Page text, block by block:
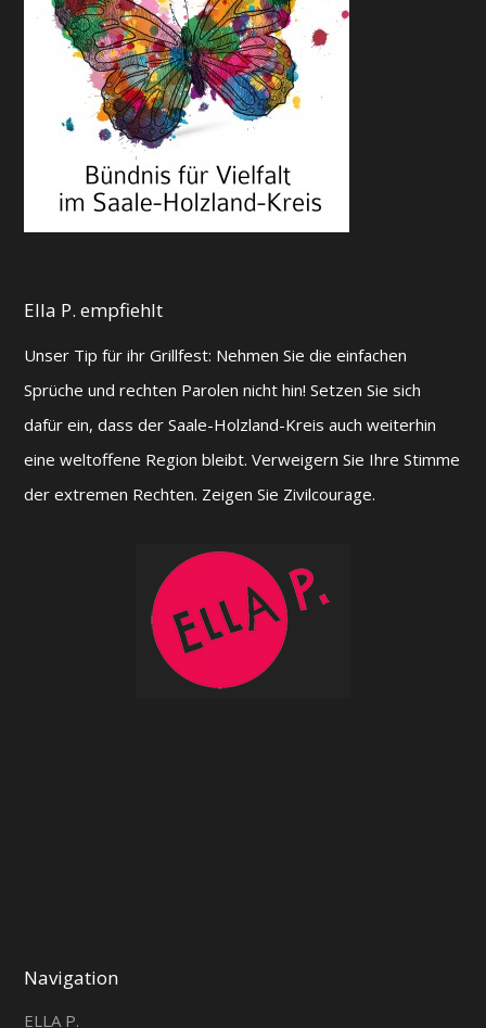
Ella P. empfiehlt
Unser Tip für ihr Grillfest: Nehmen Sie die einfachen
Sprüche und rechten Parolen nicht hin! Setzen Sie sich
dafür ein, dass der Saale-Holzland-Kreis auch weiterhin
eine weltoffene Region bleibt. Verweigern Sie Ihre Stimme
der extremen Rechten. Zeigen Sie Zivilcourage.
Navigation
ELLA P.